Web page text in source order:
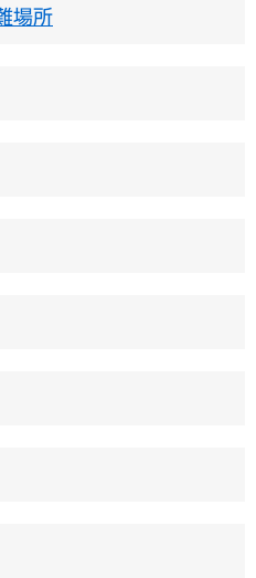
場所